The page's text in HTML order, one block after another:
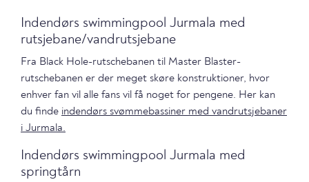
Indendørs swimmingpool Jurmala med
rutsjebane/vandrutsjebane
Fra Black Hole-rutschebanen til Master Blaster-
rutschebanen er der meget skøre konstruktioner, hvor
enhver fan vil alle fans vil få noget for pengene. Her kan
du finde indendørs svømmebassiner med vandrutsjebaner
i Jurmala.
Indendørs swimmingpool Jurmala med
springtårn